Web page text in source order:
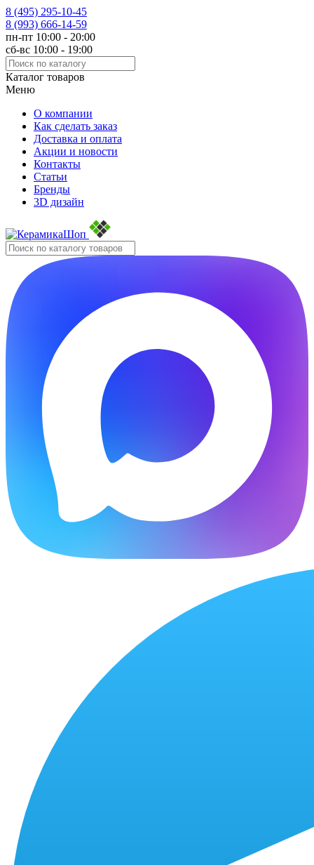
8 (495) 295-10-45
8 (993) 666-14-59
пн-пт 10:00 - 20:00
сб-вс 10:00 - 19:00
Каталог товаров
Меню
О компании
Как сделать заказ
Доставка и оплата
Акции и новости
Контакты
Статьи
Бренды
3D дизайн